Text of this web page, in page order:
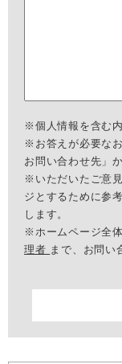
※個人情報を含む
※お答えが必要な
お問い合わせ先」
※いただいたご意
ジとするために参
します。
※ホームページ全
理者 まで、お問い